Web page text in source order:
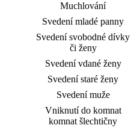
Muchlování
Svedení mladé panny
Svedení svobodné dívky
či ženy
Svedení vdané ženy
Svedení staré ženy
Svedení muže
Vniknutí do komnat
komnat šlechtičny